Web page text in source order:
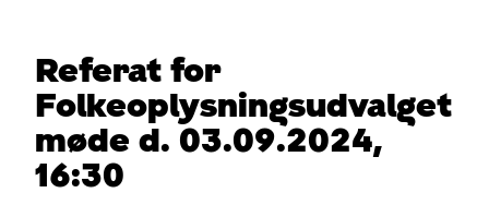
Referat for
Folkeoplysningsudvalget
møde d. 03.09.2024,
16:30